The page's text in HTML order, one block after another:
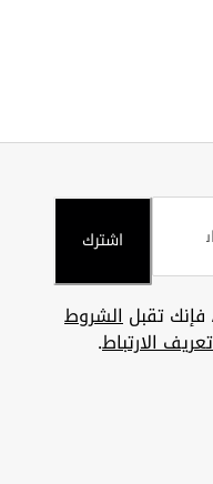
اشترك
فإنك تقبلالشروط
الارتباط.